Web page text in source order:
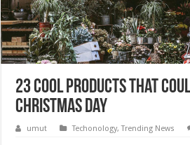
23 Cool Products That
Christmas Day
umut Techonology,Trending News